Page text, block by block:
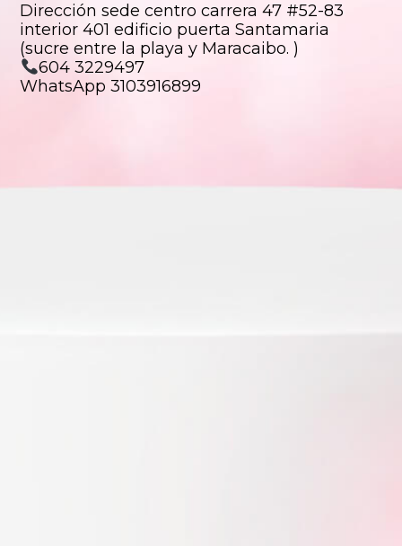
Dirección sede centro carrera 47 #52-83
interior 401 edificio puerta Santamaria
(sucre entre la playa y Maracaibo. )
604 3229497
WhatsApp 3103916899